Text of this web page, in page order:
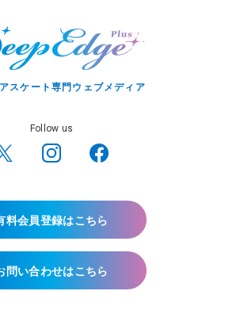
スケート専門ウェブメディア
Follow us
料会員登録はこちら
問い合わせはこちら